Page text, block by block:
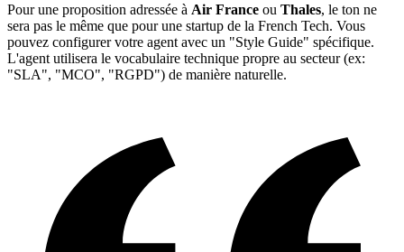
Pour une proposition adressée à Air France ou Thales, le ton ne
sera pas le même que pour une startup de la French Tech. Vous
pouvez configurer votre agent avec un "Style Guide" spécifique.
L'agent utilisera le vocabulaire technique propre au secteur (ex:
"SLA", "MCO", "RGPD") de manière naturelle.